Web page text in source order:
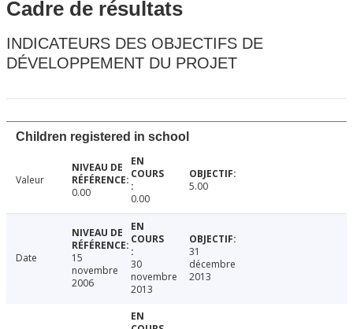
Cadre de résultats
INDICATEURS DES OBJECTIFS DE
DÉVELOPPEMENT DU PROJET
Children registered in school
Valeur
0.00
0.00
5.00
Date
15
novembre
2006
30
novembre
2013
31
décembre
2013